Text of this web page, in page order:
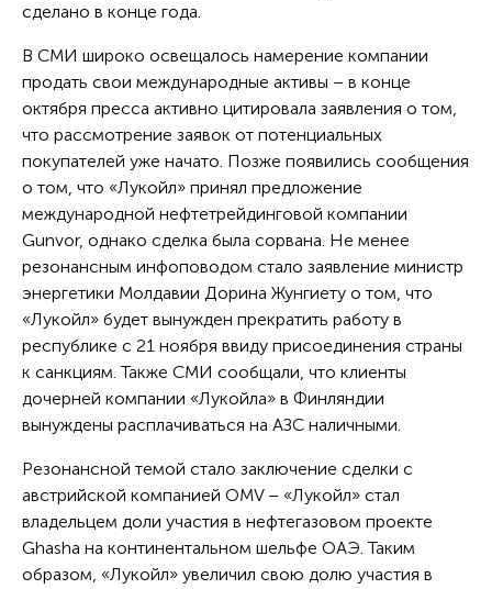
сделано в конце года.
В СМИ широко освещалось намерение компании
продать свои международные активы – в конце
октября пресса активно цитировала заявления о том,
что рассмотрение заявок от потенциальных
покупателей уже начато. Позже появились сообщения
о том, что «Лукойл» принял предложение
международной нефтетрейдинговой компании
Gunvor, однако сделка была сорвана. Не менее
резонансным инфоповодом стало заявление министр
энергетики Молдавии Дорина Жунгиету о том, что
«Лукойл» будет вынужден прекратить работу в
республике с 21 ноября ввиду присоединения страны
к санкциям. Также СМИ сообщали, что клиенты
дочерней компании «Лукойла» в Финляндии
вынуждены расплачиваться на АЗС наличными.
Резонансной темой стало заключение сделки с
австрийской компанией OMV – «Лукойл» стал
владельцем доли участия в нефтегазовом проекте
Ghasha на континентальном шельфе ОАЭ. Таким
образом, «Лукойл» увеличил свою долю участия в